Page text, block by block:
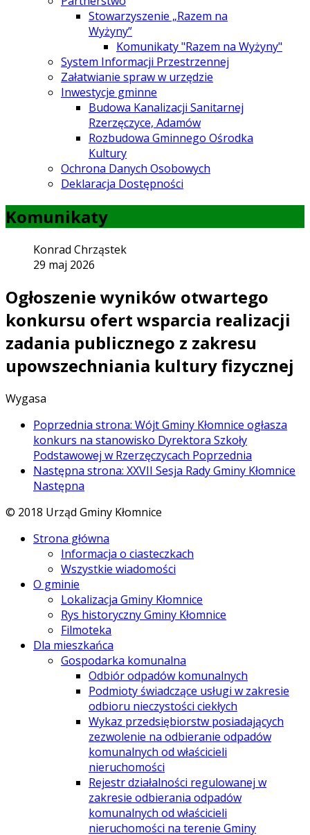
Stowarzyszenie „Razem na
Wyżyny”
Komunikaty "Razem na Wyżyny"
System Informacji Przestrzennej
Załatwianie spraw w urzędzie
Inwestycje gminne
Budowa Kanalizacji Sanitarnej
Rzerzęczyce, Adamów
Rozbudowa Gminnego Ośrodka
Kultury
Ochrona Danych Osobowych
Deklaracja Dostępności
Komunikaty
Konrad Chrząstek
29 maj 2026
Ogłoszenie wyników otwartego
konkursu ofert wsparcia realizacji
zadania publicznego z zakresu
upowszechniania kultury fizycznej
Wygasa
Poprzednia strona: Wójt Gminy Kłomnice ogłasza
konkurs na stanowisko Dyrektora Szkoły
Podstawowej w Rzerzęczycach Poprzednia
Następna strona: XXVII Sesja Rady Gminy Kłomnice
Następna
© 2018 Urząd Gminy Kłomnice
Strona główna
Informacja o ciasteczkach
Wszystkie wiadomości
O gminie
Lokalizacja Gminy Kłomnice
Rys historyczny Gminy Kłomnice
Filmoteka
Dla mieszkańca
Gospodarka komunalna
Odbiór odpadów komunalnych
Podmioty świadczące usługi w zakresie
odbioru nieczystości ciekłych
Wykaz przedsiębiorstw posiadających
zezwolenie na odbieranie odpadów
komunalnych od właścicieli
nieruchomości
Rejestr działalności regulowanej w
zakresie odbierania odpadów
komunalnych od właścicieli
nieruchomości na terenie Gminy